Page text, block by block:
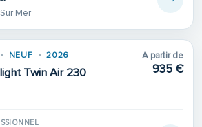
Mer
NEUF 2026
Twin Air 230
A partir de
935 €